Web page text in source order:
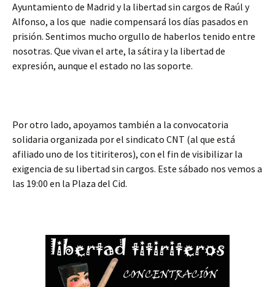
Ayuntamiento de Madrid y la libertad sin cargos de Raúl y
Alfonso, a los que nadie compensará los días pasados en
prisión. Sentimos mucho orgullo de haberlos tenido entre
nosotras. Que vivan el arte, la sátira y la libertad de
expresión, aunque el estado no las soporte.
Por otro lado, apoyamos también a la convocatoria
solidaria organizada por el sindicato CNT (al que está
afiliado uno de los titiriteros), con el fin de visibilizar la
exigencia de su libertad sin cargos. Este sábado nos vemos a
las 19:00 en la Plaza del Cid.